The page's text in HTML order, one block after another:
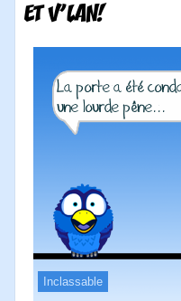
ET V'LAN!
Inclassable